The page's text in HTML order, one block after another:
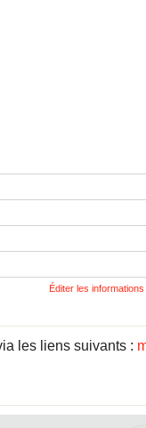
Éditer les
les liens suivants :